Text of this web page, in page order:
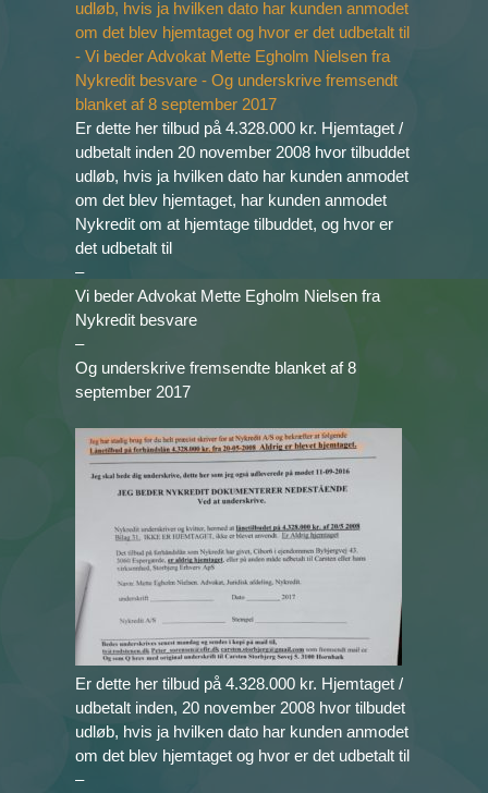
Er dette her tilbud på 4.328.000 kr. Hjemtaget /
udbetalt inden 20 november 2008 hvor tilbuddet
udløb, hvis ja hvilken dato har kunden anmodet
om det blev hjemtaget, har kunden anmodet
Nykredit om at hjemtage tilbuddet, og hvor er
det udbetalt til
–
Vi beder Advokat Mette Egholm Nielsen fra
Nykredit besvare
–
Og underskrive fremsendte blanket af 8
september 2017
Er dette her tilbud på 4.328.000 kr. Hjemtaget /
udbetalt inden, 20 november 2008 hvor tilbudet
udløb, hvis ja hvilken dato har kunden anmodet
om det blev hjemtaget og hvor er det udbetalt til
–